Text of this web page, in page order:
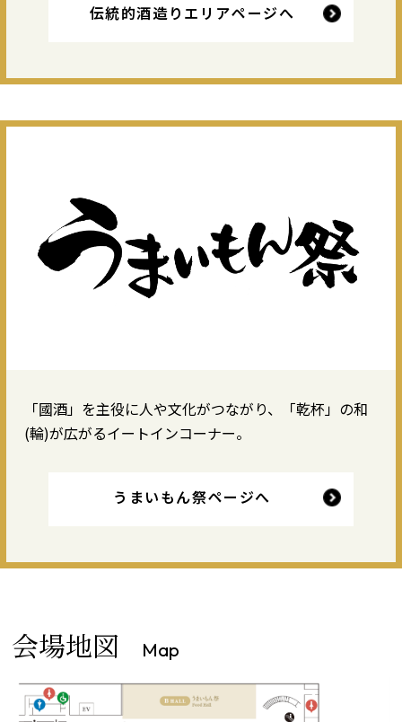
伝統的酒造りエリアページへ
「國酒」を主役に人や文化がつながり、「乾杯」の和
(輪)が広がるイートインコーナー。
うまいもん祭ページへ
会場地図 Map